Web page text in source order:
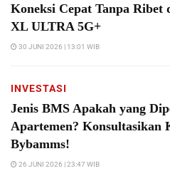
Koneksi Cepat Tanpa Ribet
XL ULTRA 5G+
30 JUNI 2026 | 13:01 WIB
INVESTASI
Jenis BMS Apakah yang
Apartemen? Konsultasikan
Bybamms!
26 JUNI 2026 | 23:47 WIB